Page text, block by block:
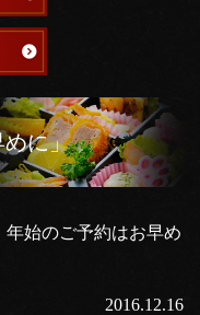
めに」
年始のご予約はお早め
2016.12.16